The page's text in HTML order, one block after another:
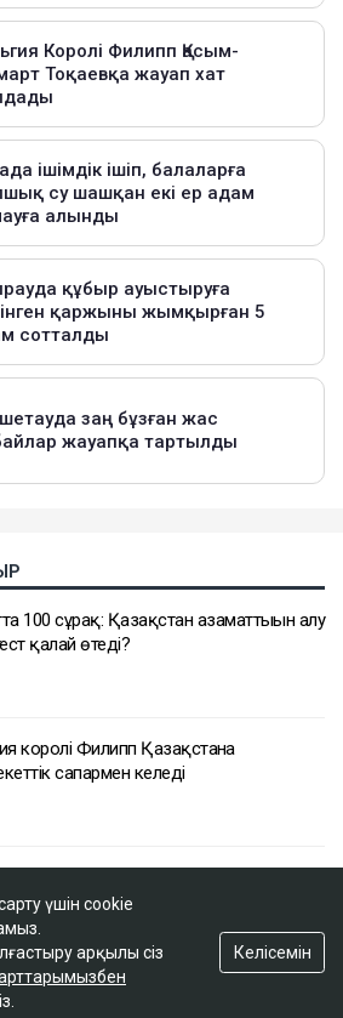
100 сұрақ: Қазақстан азаматтығын алу
қалай өтеді?
королі Филипп Қазақстанға
сапармен келеді
блогер жауапқа тартылды
Инфантино көңілдесі болуы
үшін cookie
арқылы сіз
Келісемін